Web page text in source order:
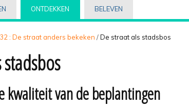
ONTDEKKEN BELEVEN
: De straat anders bekeken /De straat als stadsbos
kwaliteit van de beplantingen